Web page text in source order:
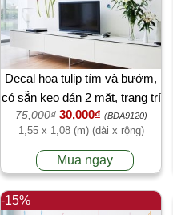
Decal hoa tulip tím và bướm,
có sẵn keo dán 2 mặt, trang trí
phòng khách tại TPHCM
75,000₫ 30,000₫ (BDA9120)
1,55 x 1,08 (m) (dài x rộng)
Mua ngay
-15%